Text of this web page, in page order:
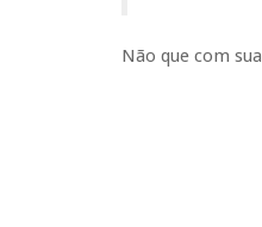
Não que com sua